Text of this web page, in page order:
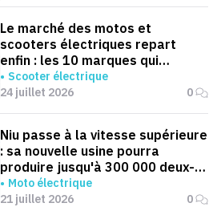
Le marché des motos et
scooters électriques repart
enfin : les 10 marques qui
dominent la France
Scooter électrique
24 juillet 2026
0
Niu passe à la vitesse supérieure
: sa nouvelle usine pourra
produire jusqu'à 300 000 deux-
roues électriques par an
Moto électrique
21 juillet 2026
0